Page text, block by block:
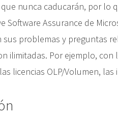
nunca caducarán, por lo
Software Assurance de
sus problemas y preguntas
ilimitadas. Por ejemplo, con
licencias OLP/Volumen,